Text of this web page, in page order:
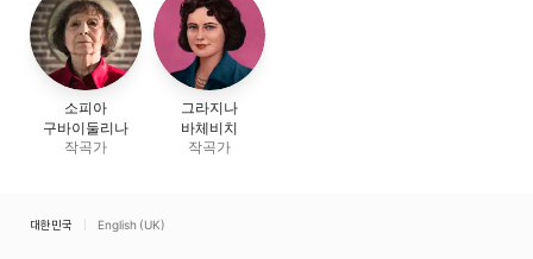
소피아
구바이둘리나
작곡가
그라지나
바체비치
작곡가
대한민국 English (UK)